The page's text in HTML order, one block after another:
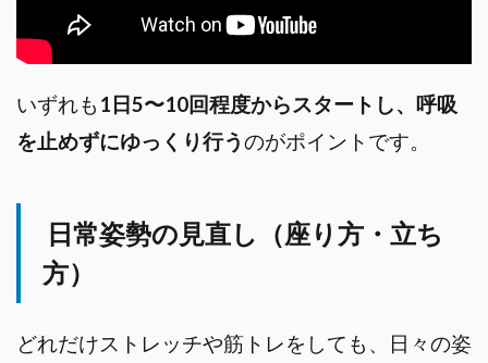
いずれも 1日5〜10回程度からスタートし、呼吸
を止めずにゆっくり行うのがポイントです。
日常姿勢の見直し（座り方・立ち
方）
どれだけストレッチや筋トレをしても、日々の姿